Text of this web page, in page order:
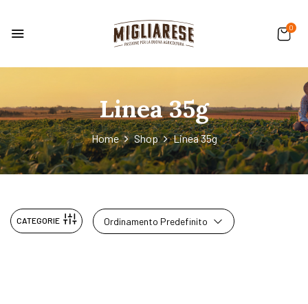
0
Linea 35g
Home Shop Linea 35g
CATEGORIE Ordinamento Predefinito